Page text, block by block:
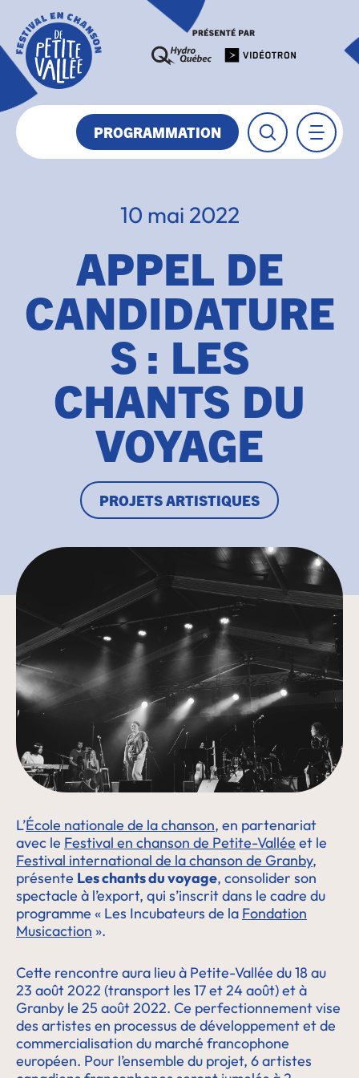
PROGRAMMATION
10 mai 2022
APPEL DE
CANDIDATURE
S : LES
CHANTS DU
VOYAGE
PROJETS ARTISTIQUES
L’École nationale de la chanson, en partenariat
avec le Festival en chanson de Petite-Vallée et le
Festival international de la chanson de Granby,
présente Les chants du voyage, consolider son
spectacle à l’export, qui s’inscrit dans le cadre du
programme « Les Incubateurs de la Fondation
Musicaction ».
Cette rencontre aura lieu à Petite-Vallée du 18 au
23 août 2022 (transport les 17 et 24 août) et à
Granby le 25 août 2022. Ce perfectionnement vise
des artistes en processus de développement et de
commercialisation du marché francophone
européen. Pour l’ensemble du projet, 6 artistes